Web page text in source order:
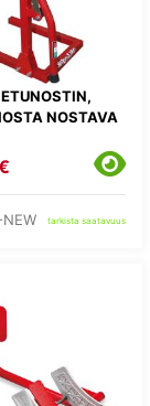
NOSTAVA
NEW tarkista saatavuus